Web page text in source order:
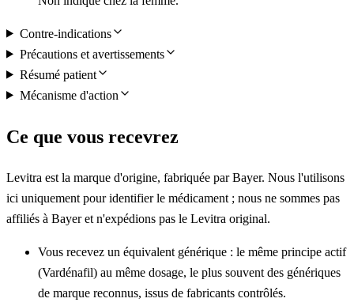
Contre-indications
Précautions et avertissements
Résumé patient
Mécanisme d'action
Ce que vous recevrez
Levitra est la marque d'origine, fabriquée par Bayer. Nous l'utilisons
ici uniquement pour identifier le médicament ; nous ne sommes pas
affiliés à Bayer et n'expédions pas le Levitra original.
Vous recevez un équivalent générique : le même principe actif
(Vardénafil) au même dosage, le plus souvent des génériques
de marque reconnus, issus de fabricants contrôlés.